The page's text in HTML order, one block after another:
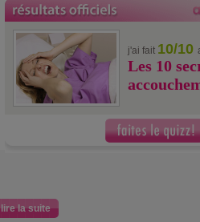
j'ai fait 10/10
Les 10
lire la suite